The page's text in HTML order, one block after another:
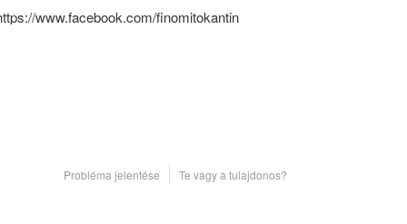
www.facebook.com/finomitokantin
Probléma jelentése Te vagy a tulajdonos?